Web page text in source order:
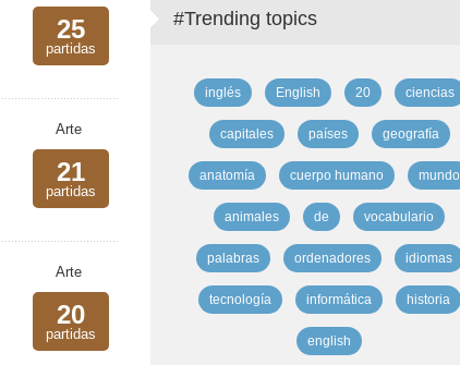
25
partidas
Arte
21
partidas
Arte
20
partidas
#Trending topics
inglés English 20 ciencias
capitales países geografía
anatomía cuerpo humano mundo
animales de vocabulario
palabras ordenadores idiomas
tecnología informática historia
english